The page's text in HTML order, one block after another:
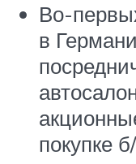
Во-
в
покупке